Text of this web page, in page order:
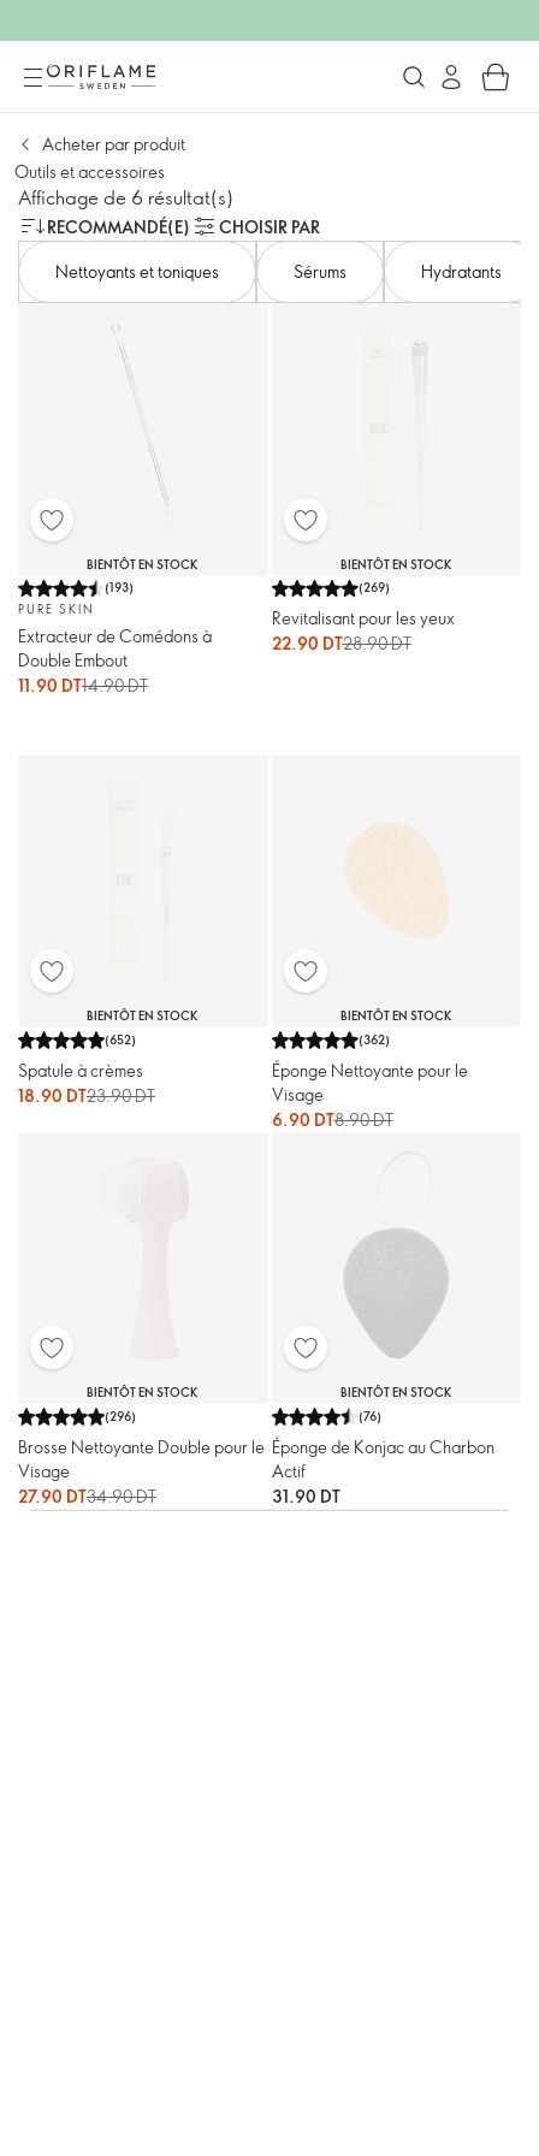
Acheter par produit
Outils et accessoires
Affichage de 6 résultat(s)
RECOMMANDÉ(E)
CHOISIR PAR
Nettoyants et toniques
Sérums Hydratants
BIENTÔT EN STOCK
(193)
PURE SKIN
Extracteur de Comédons à
Double Embout
11.90 DT14.90 DT
BIENTÔT EN STOCK
(269)
Revitalisant pour les yeux
22.90 DT28.90 DT
BIENTÔT EN STOCK
(652)
Spatule à crèmes
18.90 DT23.90 DT
BIENTÔT EN STOCK
(362)
Éponge Nettoyante pour le
Visage
6.90 DT8.90 DT
BIENTÔT EN STOCK
(296)
Brosse Nettoyante Double pour le
Visage
27.90 DT34.90 DT
BIENTÔT EN STOCK
(76)
Éponge de Konjac au Charbon
Actif
31.90 DT